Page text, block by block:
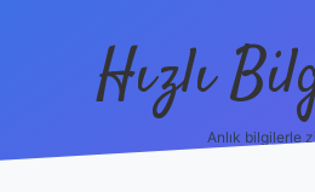
Hızlı
Anlık bilgilerle